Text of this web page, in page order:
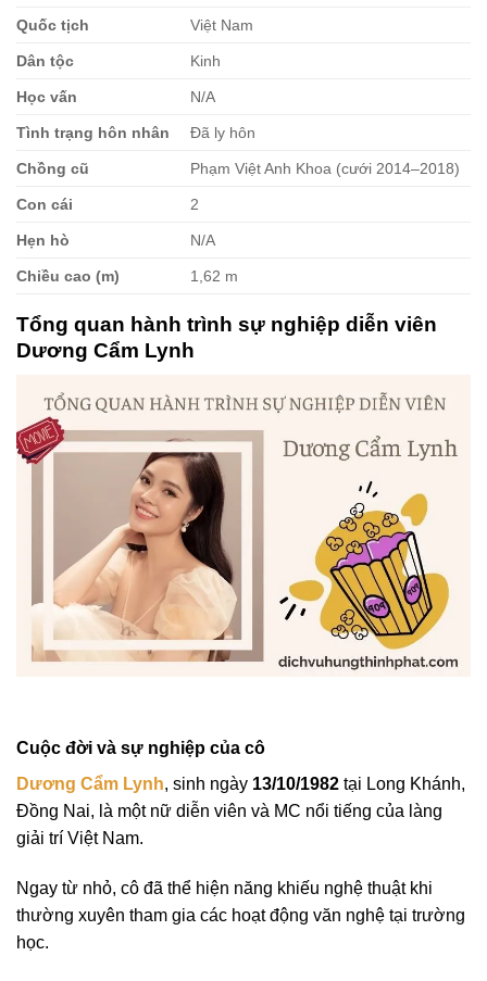
Quốc tịch Việt Nam
Dân tộc Kinh
Học vấn N/A
Tình trạng hôn nhân Đã ly hôn
Chồng cũ Phạm Việt Anh Khoa (cưới 2014–2018)
Con cái 2
Hẹn hò N/A
Chiều cao (m) 1,62 m
Tổng quan hành trình sự nghiệp diễn viên
Dương Cẩm Lynh
Cuộc đời và sự nghiệp của cô
Dương Cẩm Lynh, sinh ngày 13/10/1982 tại Long Khánh,
Đồng Nai, là một nữ diễn viên và MC nổi tiếng của làng
giải trí Việt Nam.
Ngay từ nhỏ, cô đã thể hiện năng khiếu nghệ thuật khi
thường xuyên tham gia các hoạt động văn nghệ tại trường
học.